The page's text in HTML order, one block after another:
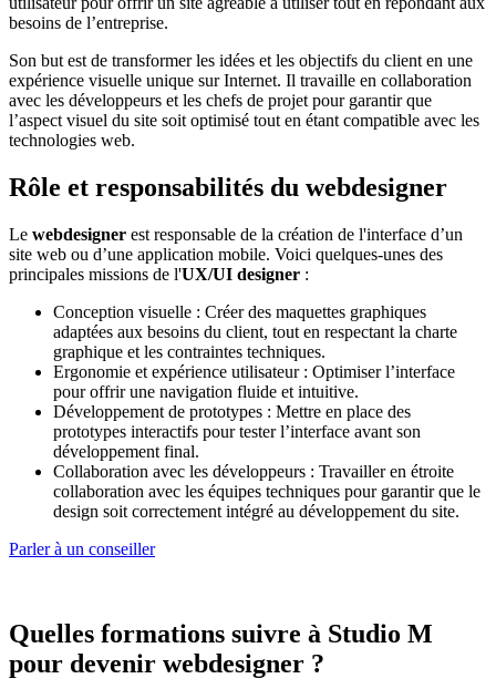
besoins de l’entreprise.
Son but est de transformer les idées et les objectifs du client en une
expérience visuelle unique sur Internet. Il travaille en collaboration
avec les développeurs et les chefs de projet pour garantir que
l’aspect visuel du site soit optimisé tout en étant compatible avec les
technologies web.
Rôle et responsabilités du webdesigner
Le webdesigner est responsable de la création de l'interface d’un
site web ou d’une application mobile. Voici quelques-unes des
principales missions de l'UX/UI designer :
Conception visuelle : Créer des maquettes graphiques
adaptées aux besoins du client, tout en respectant la charte
graphique et les contraintes techniques.
Ergonomie et expérience utilisateur : Optimiser l’interface
pour offrir une navigation fluide et intuitive.
Développement de prototypes : Mettre en place des
prototypes interactifs pour tester l’interface avant son
développement final.
Collaboration avec les développeurs : Travailler en étroite
collaboration avec les équipes techniques pour garantir que le
design soit correctement intégré au développement du site.
Parler à un conseiller
Quelles formations suivre à Studio M
pour devenir webdesigner ?